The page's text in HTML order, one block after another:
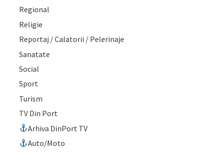
Regional
Religie
Reportaj / Calatorii / Pelerinaje
Sanatate
Social
Sport
Turism
TV Din Port
Arhiva DinPort TV
Auto/Moto